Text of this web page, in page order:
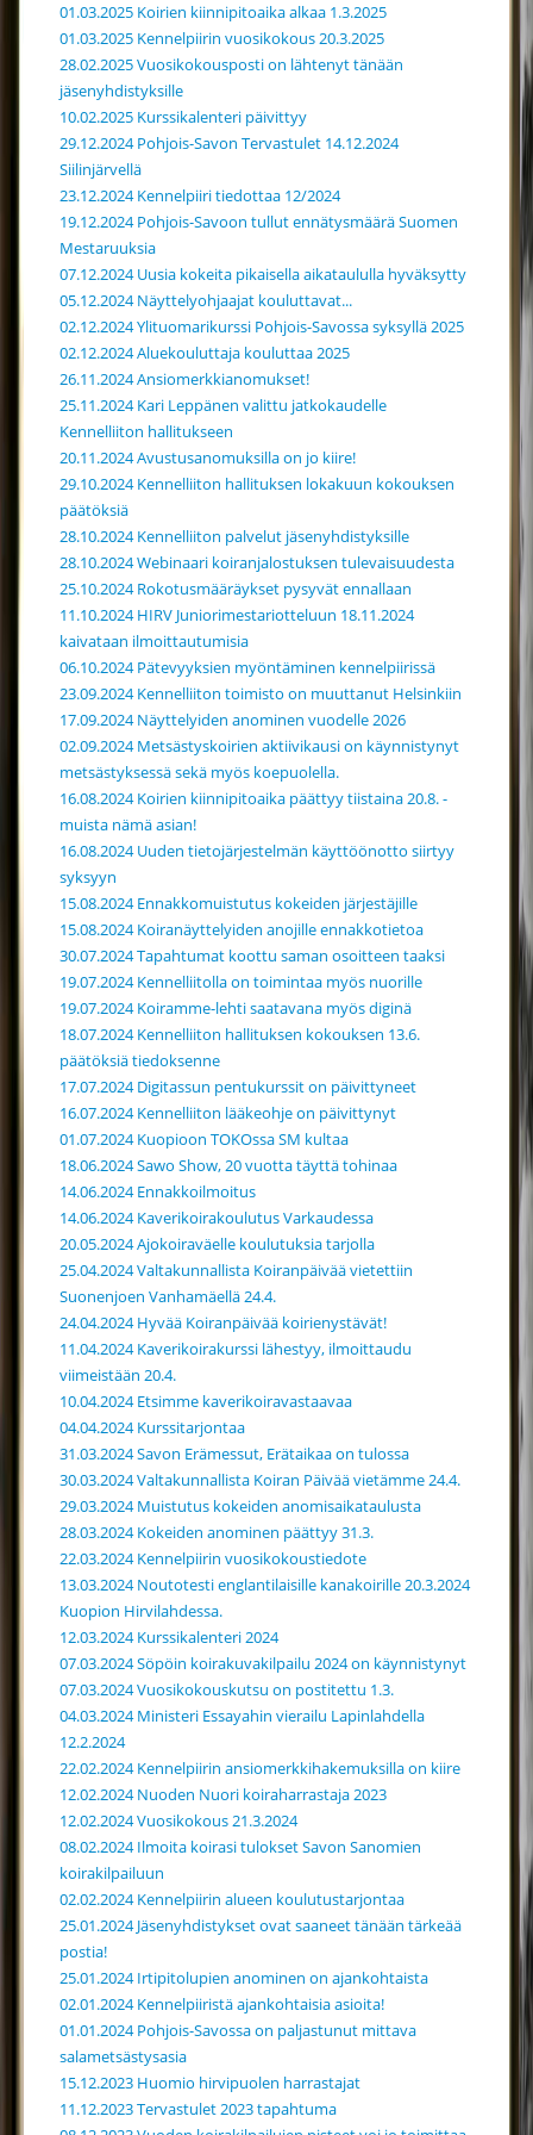
01.03.2025 Koirien kiinnipitoaika alkaa 1.3.2025
01.03.2025 Kennelpiirin vuosikokous 20.3.2025
28.02.2025 Vuosikokousposti on lähtenyt tänään
jäsenyhdistyksille
10.02.2025 Kurssikalenteri päivittyy
29.12.2024 Pohjois-Savon Tervastulet 14.12.2024
Siilinjärvellä
23.12.2024 Kennelpiiri tiedottaa 12/2024
19.12.2024 Pohjois-Savoon tullut ennätysmäärä Suomen
Mestaruuksia
07.12.2024 Uusia kokeita pikaisella aikataululla hyväksytty
05.12.2024 Näyttelyohjaajat kouluttavat...
02.12.2024 Ylituomarikurssi Pohjois-Savossa syksyllä 2025
02.12.2024 Aluekouluttaja kouluttaa 2025
26.11.2024 Ansiomerkkianomukset!
25.11.2024 Kari Leppänen valittu jatkokaudelle
Kennelliiton hallitukseen
20.11.2024 Avustusanomuksilla on jo kiire!
29.10.2024 Kennelliiton hallituksen lokakuun kokouksen
päätöksiä
28.10.2024 Kennelliiton palvelut jäsenyhdistyksille
28.10.2024 Webinaari koiranjalostuksen tulevaisuudesta
25.10.2024 Rokotusmääräykset pysyvät ennallaan
11.10.2024 HIRV Juniorimestariotteluun 18.11.2024
kaivataan ilmoittautumisia
06.10.2024 Pätevyyksien myöntäminen kennelpiirissä
23.09.2024 Kennelliiton toimisto on muuttanut Helsinkiin
17.09.2024 Näyttelyiden anominen vuodelle 2026
02.09.2024 Metsästyskoirien aktiivikausi on käynnistynyt
metsästyksessä sekä myös koepuolella.
16.08.2024 Koirien kiinnipitoaika päättyy tiistaina 20.8. -
muista nämä asian!
16.08.2024 Uuden tietojärjestelmän käyttöönotto siirtyy
syksyyn
15.08.2024 Ennakkomuistutus kokeiden järjestäjille
15.08.2024 Koiranäyttelyiden anojille ennakkotietoa
30.07.2024 Tapahtumat koottu saman osoitteen taaksi
19.07.2024 Kennelliitolla on toimintaa myös nuorille
19.07.2024 Koiramme-lehti saatavana myös diginä
18.07.2024 Kennelliiton hallituksen kokouksen 13.6.
päätöksiä tiedoksenne
17.07.2024 Digitassun pentukurssit on päivittyneet
16.07.2024 Kennelliiton lääkeohje on päivittynyt
01.07.2024 Kuopioon TOKOssa SM kultaa
18.06.2024 Sawo Show, 20 vuotta täyttä tohinaa
14.06.2024 Ennakkoilmoitus
14.06.2024 Kaverikoirakoulutus Varkaudessa
20.05.2024 Ajokoiraväelle koulutuksia tarjolla
25.04.2024 Valtakunnallista Koiranpäivää vietettiin
Suonenjoen Vanhamäellä 24.4.
24.04.2024 Hyvää Koiranpäivää koirienystävät!
11.04.2024 Kaverikoirakurssi lähestyy, ilmoittaudu
viimeistään 20.4.
10.04.2024 Etsimme kaverikoiravastaavaa
04.04.2024 Kurssitarjontaa
31.03.2024 Savon Erämessut, Erätaikaa on tulossa
30.03.2024 Valtakunnallista Koiran Päivää vietämme 24.4.
29.03.2024 Muistutus kokeiden anomisaikataulusta
28.03.2024 Kokeiden anominen päättyy 31.3.
22.03.2024 Kennelpiirin vuosikokoustiedote
13.03.2024 Noutotesti englantilaisille kanakoirille 20.3.2024
Kuopion Hirvilahdessa.
12.03.2024 Kurssikalenteri 2024
07.03.2024 Söpöin koirakuvakilpailu 2024 on käynnistynyt
07.03.2024 Vuosikokouskutsu on postitettu 1.3.
04.03.2024 Ministeri Essayahin vierailu Lapinlahdella
12.2.2024
22.02.2024 Kennelpiirin ansiomerkkihakemuksilla on kiire
12.02.2024 Nuoden Nuori koiraharrastaja 2023
12.02.2024 Vuosikokous 21.3.2024
08.02.2024 Ilmoita koirasi tulokset Savon Sanomien
koirakilpailuun
02.02.2024 Kennelpiirin alueen koulutustarjontaa
25.01.2024 Jäsenyhdistykset ovat saaneet tänään tärkeää
postia!
25.01.2024 Irtipitolupien anominen on ajankohtaista
02.01.2024 Kennelpiiristä ajankohtaisia asioita!
01.01.2024 Pohjois-Savossa on paljastunut mittava
salametsästysasia
15.12.2023 Huomio hirvipuolen harrastajat
11.12.2023 Tervastulet 2023 tapahtuma